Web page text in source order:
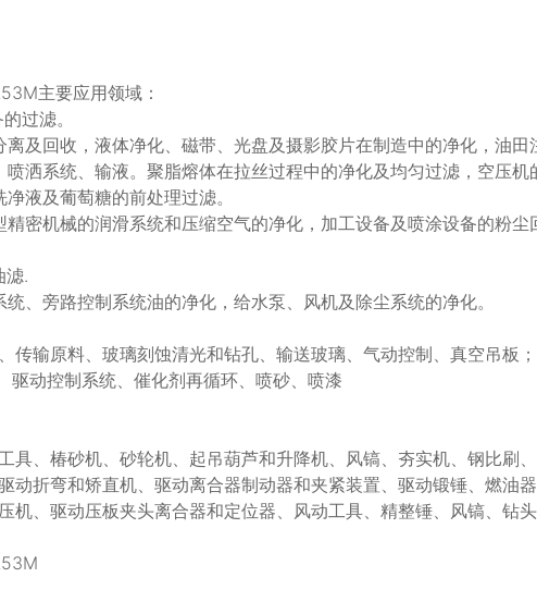
主要应用领域：
过滤。
及回收，液体净化、磁带、光盘及摄影胶片在制造中的净化，油
洒系统、输液。聚脂熔体在拉丝过程中的净化及均匀过滤，空压
液及葡萄糖的前处理过滤。
密机械的润滑系统和压缩空气的净化，加工设备及喷涂设备的粉尘
滤.
、旁路控制系统油的净化，给水泵、风机及除尘系统的净化。
传输原料、玻璃刻蚀清光和钻孔、输送玻璃、气动控制、真空吊板
驱动控制系统、催化剂再循环、喷砂、喷漆
具、椿砂机、砂轮机、起吊葫芦和升降机、风镐、夯实机、钢比刷
动折弯和矫直机、驱动离合器制动器和夹紧装置、驱动锻锤、燃油器
机、驱动压板夹头离合器和定位器、风动工具、精整锤、风镐、钻